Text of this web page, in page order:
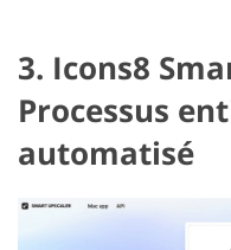
3. Icons8
Processus
automatisé